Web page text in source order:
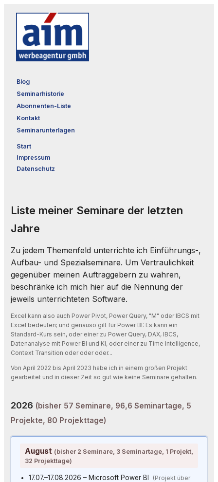
Blog
Seminarhistorie
Abonnenten-Liste
Kontakt
Seminarunterlagen
Start
Impressum
Datenschutz
Liste meiner Seminare der letzten
Jahre
Zu jedem Themenfeld unterrichte ich Einführungs-,
Aufbau- und Spezialseminare. Um Vertraulichkeit
gegenüber meinen Auftraggebern zu wahren,
beschränke ich mich hier auf die Nennung der
jeweils unterrichteten Software.
Excel kann also auch Power Pivot, Power Query, "M" oder IBCS mit
Excel bedeuten; und genauso gilt für Power BI: Es kann ein
Standard-Kurs sein, oder einer zu Power Query, DAX, IBCS,
Datenanalyse mit Power BI und KI, oder einer zu Time Intelligence,
Context Transition oder oder oder...
Von April 2022 bis April 2023 habe ich in einem großen Projekt
gearbeitet und in dieser Zeit so gut wie keine Seminare gehalten.
2026 (bisher 57 Seminare, 96,6 Seminartage, 5
Projekte, 80 Projekttage)
August (bisher 2 Seminare, 3 Seminartage, 1 Projekt,
32 Projekttage)
17.07.–17.08.2026 – Microsoft Power BI
(Projekt über